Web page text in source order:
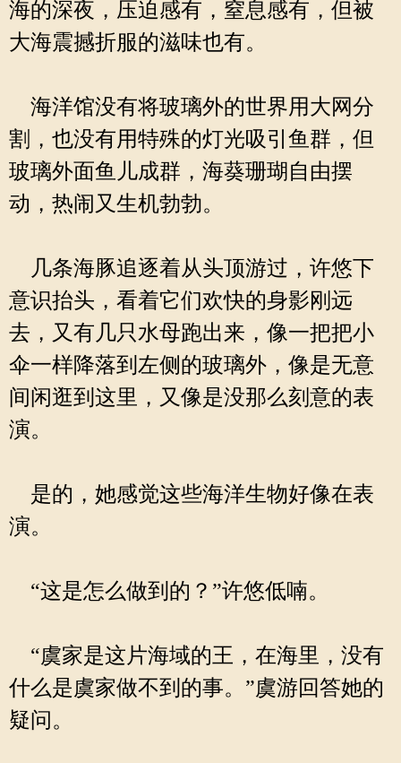
海的深夜，压迫感有，窒息感有，但被
大海震撼折服的滋味也有。
海洋馆没有将玻璃外的世界用大网分
割，也没有用特殊的灯光吸引鱼群，但
玻璃外面鱼儿成群，海葵珊瑚自由摆
动，热闹又生机勃勃。
几条海豚追逐着从头顶游过，许悠下
意识抬头，看着它们欢快的身影刚远
去，又有几只水母跑出来，像一把把小
伞一样降落到左侧的玻璃外，像是无意
间闲逛到这里，又像是没那么刻意的表
演。
是的，她感觉这些海洋生物好像在表
演。
“这是怎么做到的？”许悠低喃。
“虞家是这片海域的王，在海里，没有
什么是虞家做不到的事。”虞游回答她的
疑问。